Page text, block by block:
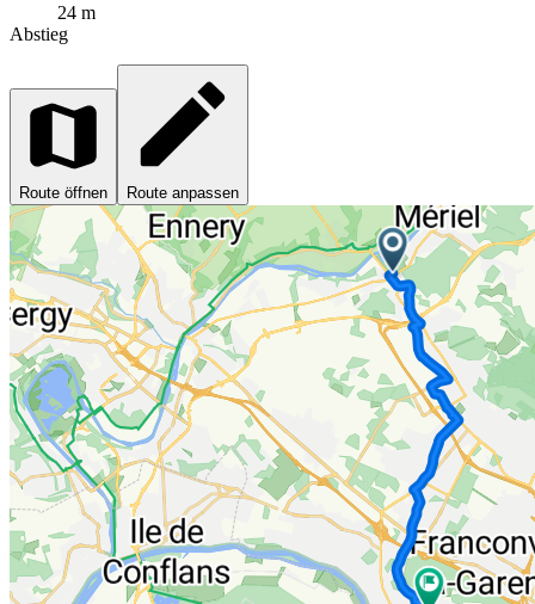
24 m
Abstieg
Route öffnen Route anpassen